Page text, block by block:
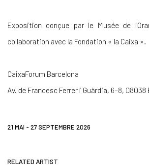
Exposition conçue par le Musée de
collaboration avec la Fondation « la Caixa ».
CaixaForum Barcelona
Av. de Francesc Ferrer i Guàrdia, 6–8, 08038
21 MAI - 27 SEPTEMBRE 2026
RELATED ARTIST